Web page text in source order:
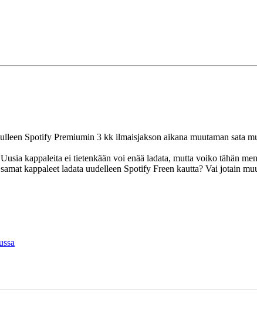
Spotify Premiumin 3 kk ilmaisjakson aikana muutaman sata
kappaleita ei tietenkään voi enää ladata, mutta voiko tähän
kappaleet ladata uudelleen Spotify Freen kautta? Vai jotain